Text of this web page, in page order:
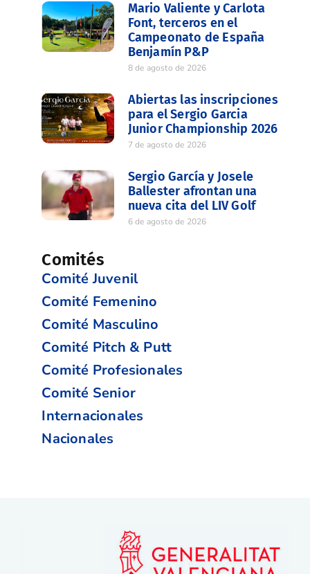
Mario Valiente y Carlota
Font, terceros en el
Campeonato de España
Benjamín P&P
8 de agosto de 2026
Abiertas las inscripciones
para el Sergio Garcia
Junior Championship 2026
7 de agosto de 2026
Sergio García y Josele
Ballester afrontan una
nueva cita del LIV Golf
6 de agosto de 2026
Comités
Comité Juvenil
Comité Femenino
Comité Masculino
Comité Pitch & Putt
Comité Profesionales
Comité Senior
Internacionales
Nacionales